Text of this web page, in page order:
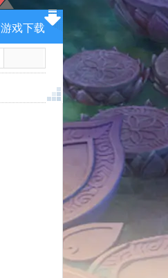
游戏下载